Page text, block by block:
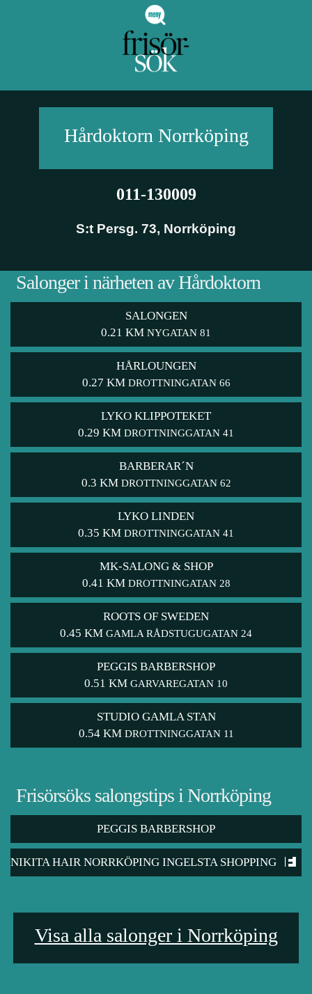
HårdoktornNorrköping
011-130009
S:t Persg. 73, Norrköping
Salonger i närheten av Hårdoktorn
SALONGEN
0.21 KM NYGATAN 81
HÅRLOUNGEN
0.27 KM DROTTNINGATAN 66
LYKO KLIPPOTEKET
0.29 KM DROTTNINGGATAN 41
BARBERAR´N
0.3 KM DROTTNINGGATAN 62
LYKO LINDEN
0.35 KM DROTTNINGGATAN 41
MK-SALONG & SHOP
0.41 KM DROTTNINGATAN 28
ROOTS OF SWEDEN
0.45 KM GAMLA RÅDSTUGUGATAN 24
PEGGIS BARBERSHOP
0.51 KM GARVAREGATAN 10
STUDIO GAMLA STAN
0.54 KM DROTTNINGGATAN 11
Frisörsöks salongstips i Norrköping
PEGGIS BARBERSHOP
NIKITA HAIR NORRKÖPING INGELSTA SHOPPING
Visa alla salonger i Norrköping